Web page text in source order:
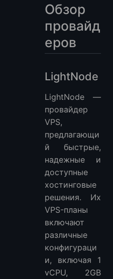
Обзор
провайд
еров
LightNode
LightNode —
провайдер
VPS,
предлагающи
й быстрые,
надежные и
доступные
хостинговые
решения. Их
VPS-планы
включают
различные
конфигураци
и, включая 1
vCPU, 2GB